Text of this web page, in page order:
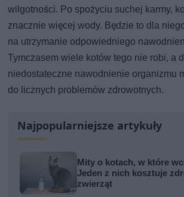
wilgotności. Po spożyciu suchej karmy,
znacznie więcej wody. Będzie to dla
na utrzymanie odpowiedniego
Tymczasem wiele kotów tego nie robi, a
niedostateczne nawodnienie organizmu
do licznych problemów zdrowotnych.
Najpopularniejsze artykuły
Mity o kotach, w które
Jeden z nich kosztuje
zwierząt